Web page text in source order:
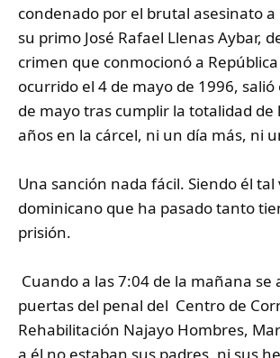
condenado por el brutal asesinato
su primo José Rafael Llenas Aybar,
crimen que conmocionó a
ocurrido el 4 de mayo de 1996,
de mayo tras cumplir la totalidad de
años en la cárcel, ni un día más, ni
Una sanción nada fácil. Siendo él tal
dominicano que ha pasado tanto
prisión.
Cuando a las 7:04 de la mañana se
puertas del penal del Centro de
Rehabilitación Najayo Hombres,